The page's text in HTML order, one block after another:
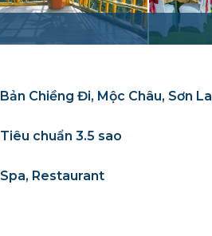
Bản Chiềng Đi, Mộc Châu, Sơn La
Tiêu chuẩn 3.5 sao
Spa, Restaurant